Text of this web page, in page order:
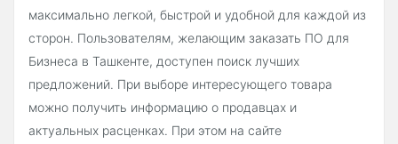
максимально легкой, быстрой и удобной для каждой из
сторон. Пользователям, желающим заказать ПО для
Бизнеса в Ташкенте, доступен поиск лучших
предложений. При выборе интересующего товара
можно получить информацию о продавцах и
актуальных расценках. При этом на сайте